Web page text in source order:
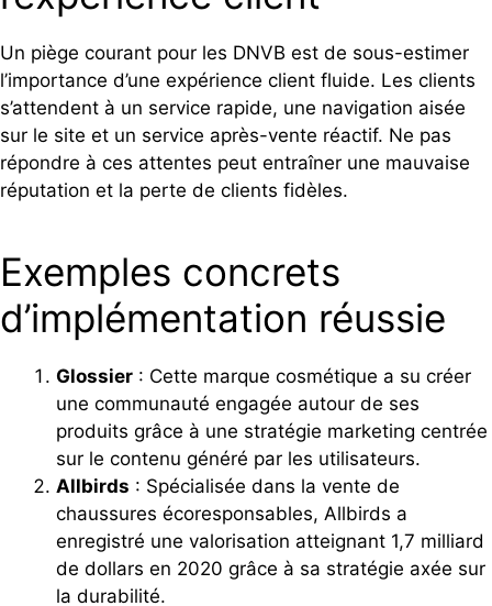
Un piège courant pour les DNVB est de sous-estimer
l’importance d’une expérience client fluide. Les clients
s’attendent à un service rapide, une navigation aisée
sur le site et un service après-vente réactif. Ne pas
répondre à ces attentes peut entraîner une mauvaise
réputation et la perte de clients fidèles.
Exemples concrets
d’implémentation réussie
Glossier : Cette marque cosmétique a su créer
une communauté engagée autour de ses
produits grâce à une stratégie marketing centrée
sur le contenu généré par les utilisateurs.
Allbirds : Spécialisée dans la vente de
chaussures écoresponsables, Allbirds a
enregistré une valorisation atteignant 1,7 milliard
de dollars en 2020 grâce à sa stratégie axée sur
la durabilité.